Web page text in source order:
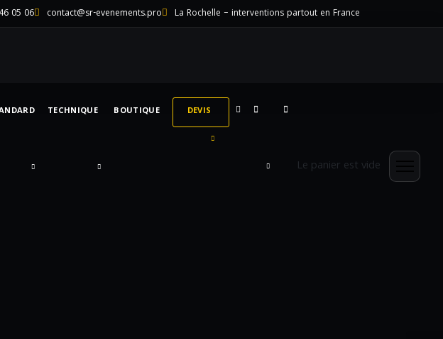
05 06 contact@sr-evenements.pro La Rochelle – interventions partout en France
TECHNIQUE BOUTIQUE DEVIS
Le panier est vide